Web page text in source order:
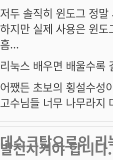
저두 솔직히 윈도그 정말
하지만 실제 사용은 윈
흠...
리눅스 배우면 배울수록
어쨌든 초보의 횡설수성
고수님들 너무 나무라지
데스크탑으로의
발전시켜야 합니다.